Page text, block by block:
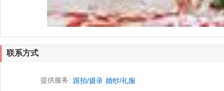
联系方式
提供服务: 跟拍/摄录 婚纱/礼服